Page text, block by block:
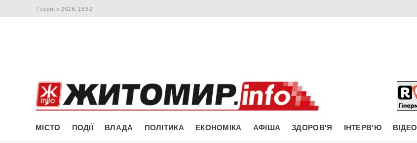
7 серпня 2026, 13:52
МІСТО ПОДІЇ ВЛАДА ПОЛІТИКА ЕКОНОМІКА АФІША ЗДОРОВ'Я ІНТЕРВ'Ю ВІДЕО